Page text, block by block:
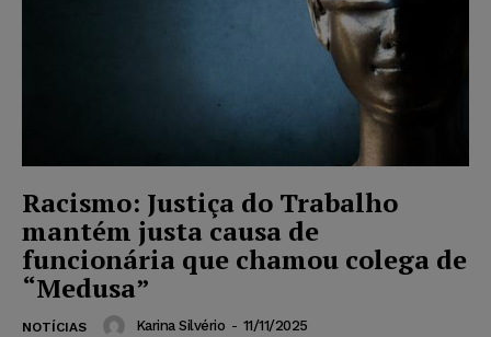
Racismo: Justiça do Trabalho
mantém justa causa de
funcionária que chamou colega de
“Medusa”
NOTÍCIAS Karina Silvério - 11/11/2025